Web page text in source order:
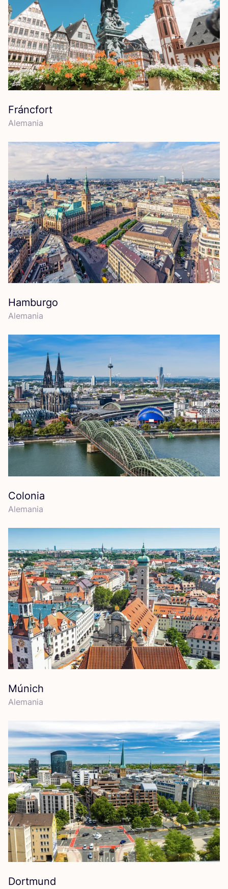
Fráncfort
Ale­ma­nia
Hamburgo
Ale­ma­nia
Colonia
Ale­ma­nia
Múnich
Ale­ma­nia
Dortmund